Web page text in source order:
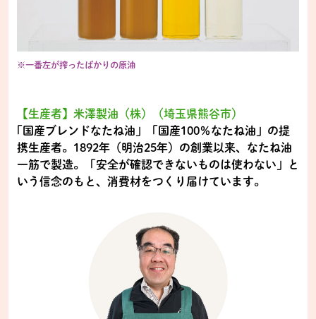
※一番左が搾ったばかりの原油
【生産者】米澤製油（株）（埼玉県熊谷市）
｢国産ブレンドなたね油」「国産100％なたね油」の提
携生産者。1892年（明治25年）の創業以来、なたね油
一筋で製造。「安全が確認できないものは使わない」と
いう信念のもと、消費材をつくり届けています。